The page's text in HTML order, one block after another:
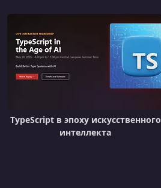
TypeScript в эпоху искусственного
интеллекта